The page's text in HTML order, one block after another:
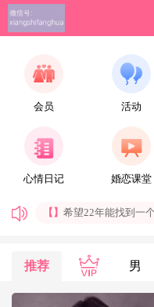
会员 活动
心情日记 婚恋课堂
【】 希望22年能找到一
找个有结婚意愿，感情
【社会喵】 每天都是好
【安鱼】只要心怀希望
【Zhangdh】人们常说：理
推荐 男